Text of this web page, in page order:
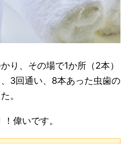
り、その場で1か所（2本）
3回通い、8本あった虫歯の
。
偉いです。